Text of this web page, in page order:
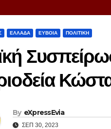
ΕΛΛΑΔΑ ΕΥΒΟΙΑ ΠΟΛΙΤΙΚΗ
By eXpressEvia
ΣΕΠ 30, 2023